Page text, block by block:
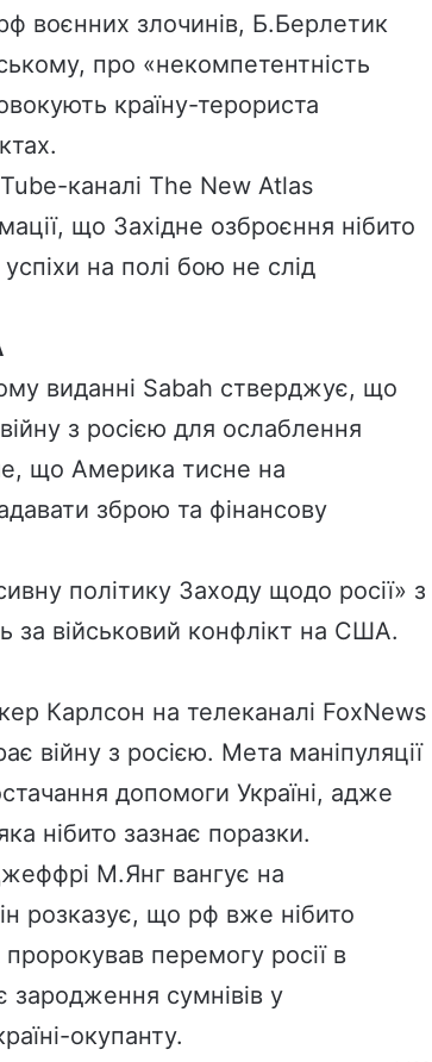
воєнних злочинів, Б.Берлетик
про «некомпетентність
країну-терориста
каналі The New Atlas
що Західне озброєння нібито
на полі бою не слід
виданні Sabah стверджує, що
з росією для ослаблення
що Америка тисне на
зброю та фінансову
політику Заходу щодо росії» з
за військовий конфлікт на США.
Карлсон на телеканалі FoxNews
війну з росією. Мета маніпуляції
допомоги Україні, адже
нібито зазнає поразки.
М.Янг вангує на
розказує, що рф вже нібито
перемогу росії в
сумнівів у
окупанту.